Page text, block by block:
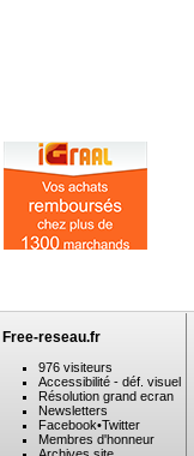
Free-reseau.fr
976 visiteurs
Accessibilité - déf. visuel
Résolution grand ecran
Newsletters
Facebook•Twitter
Membres d'honneur